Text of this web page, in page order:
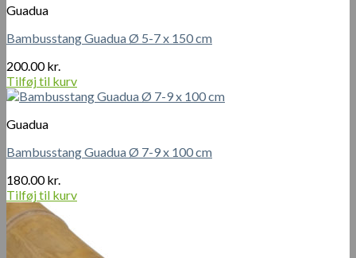
Guadua
Bambusstang Guadua Ø 5-7 x 150 cm
200.00kr.
Tilføj til kurv
Guadua
Bambusstang Guadua Ø 7-9 x 100 cm
180.00kr.
Tilføj til kurv